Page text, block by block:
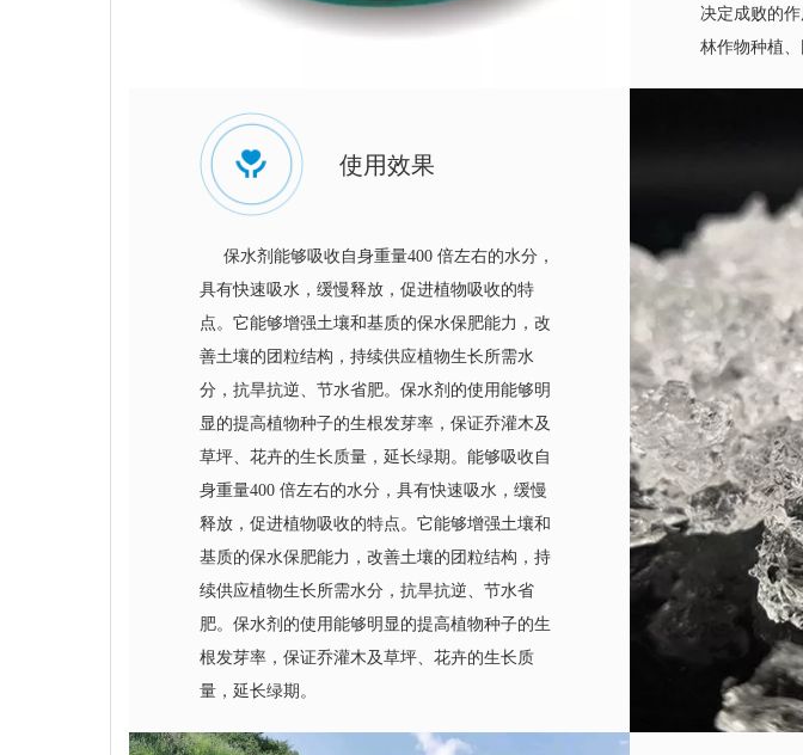
决定成败的
林作物种植、
使用效果
保水剂能够吸收自身重量400 倍左右的水分，
具有快速吸水，缓慢释放，促进植物吸收的特
点。它能够增强土壤和基质的保水保肥能力，改
善土壤的团粒结构，持续供应植物生长所需水
分，抗旱抗逆、节水省肥。保水剂的使用能够明
显的提高植物种子的生根发芽率，保证乔灌木及
草坪、花卉的生长质量，延长绿期。能够吸收自
身重量400 倍左右的水分，具有快速吸水，缓慢
释放，促进植物吸收的特点。它能够增强土壤和
基质的保水保肥能力，改善土壤的团粒结构，持
续供应植物生长所需水分，抗旱抗逆、节水省
肥。保水剂的使用能够明显的提高植物种子的生
根发芽率，保证乔灌木及草坪、花卉的生长质
量，延长绿期。